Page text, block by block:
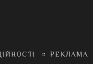
РЕКЛАМА